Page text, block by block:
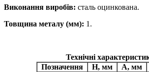
Виконання виробів: сталь оцинкована.
Товщина металу (мм): 1.
Технічні
Позначення
Н, мм А, мм